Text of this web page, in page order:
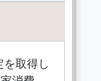
を取得し